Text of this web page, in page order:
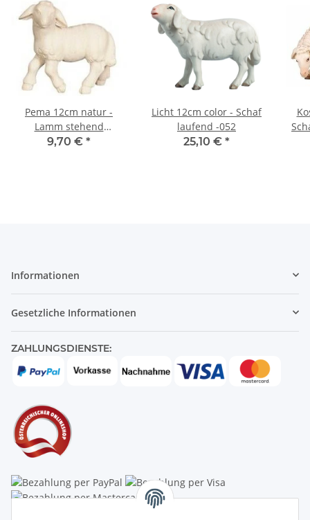
Pema 12cm natur -
Lamm stehend
linksschauend -287
9,70 € *
Licht 12cm color - Schaf
laufend -052
25,10 € *
Informationen
Gesetzliche Informationen
ZAHLUNGSDIENSTE: